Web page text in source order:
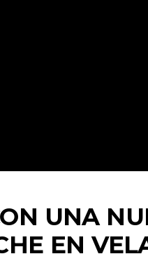
UNA
EN